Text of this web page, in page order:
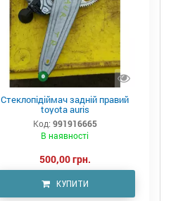
Стеклопідіймач задній правий
toyota auris
Код: 991916665
В наявності
500,00 грн.
КУПИТИ